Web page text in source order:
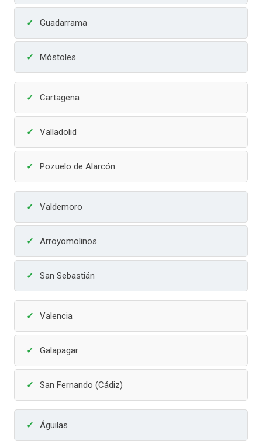
Guadarrama
Móstoles
Cartagena
Valladolid
Pozuelo de Alarcón
Valdemoro
Arroyomolinos
San Sebastián
Valencia
Galapagar
San Fernando (Cádiz)
Águilas